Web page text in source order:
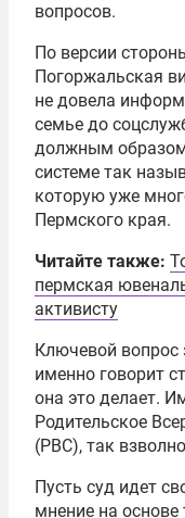
вопросов.
По версии
Погоржальская
не довела
семье до
должным
системе так
которую уже
Пермского края.
Читайте также:
пермская
активисту
Ключевой вопрос
именно говорит
она это делает.
Родительское
(РВС), так
Пусть суд идет
мнение на